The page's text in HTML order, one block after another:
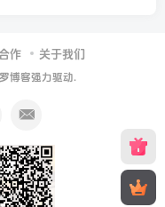
作 关于我们
罗博客强力驱动.